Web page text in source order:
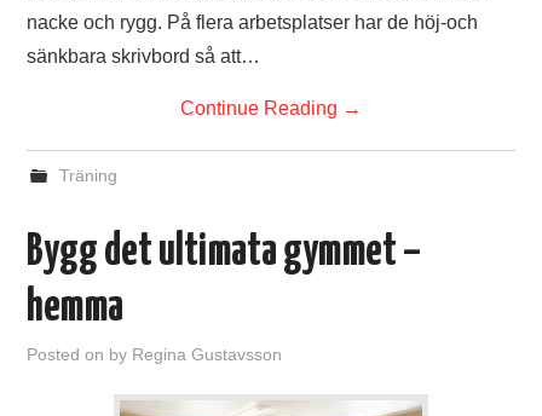
nacke och rygg. På flera arbetsplatser har de höj-och
sänkbara skrivbord så att…
Continue Reading →
Träning
Bygg det ultimata gymmet –
hemma
Posted on by Regina Gustavsson